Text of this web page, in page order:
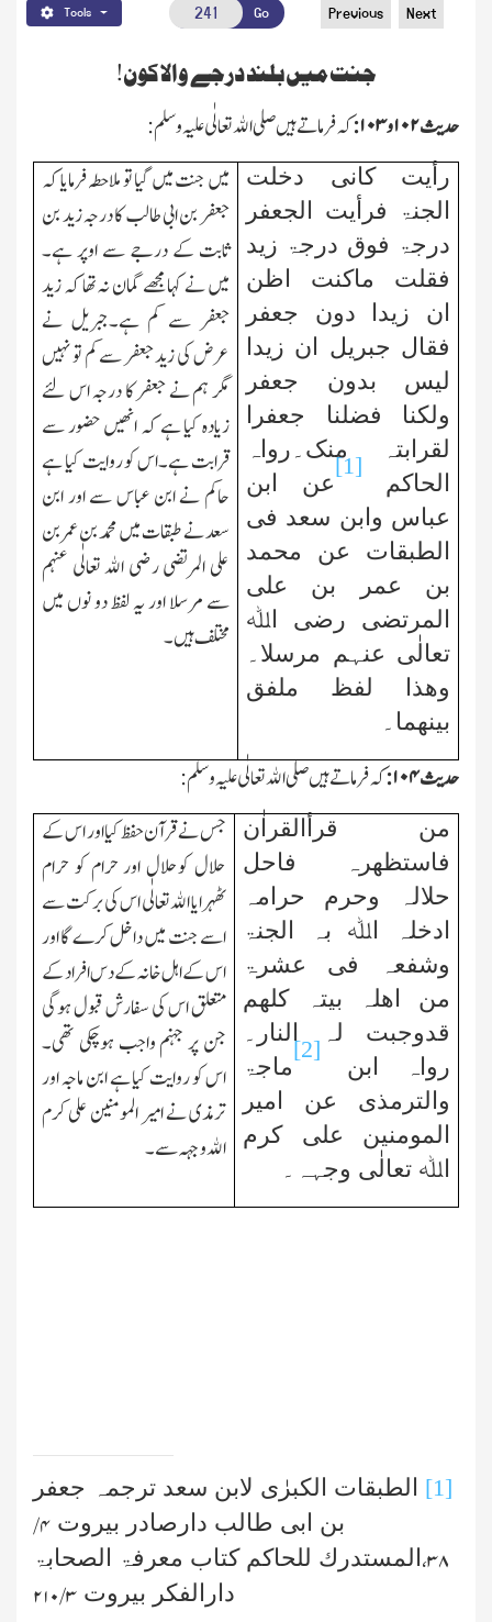
Tools Go Previous Next
جنت میں بلند درجے والا کون!
حدیث۱۰۲و۱۰۳:کہ فرماتے ہیں صلی اﷲ تعالٰی علیہ وسلم:
رأیت کانی دخلت
الجنۃ فرأیت الجعفر
درجۃ فوق درجۃ زید
فقلت ماکنت اظن
ان زیدا دون جعفر
فقال جبریل ان زیدا
لیس بدون جعفر
ولکنا فضلنا جعفرا
لقرابتہ منک۔رواہ
الحاکم
[1]
عن ابن
عباس وابن سعد فی
الطبقات عن محمد
بن عمر بن علی
المرتضی رضی اﷲ
تعالٰی عنہم مرسلا۔
وھذا لفظ ملفق
بینھما۔
میں جنت میں گیا تو ملاحطہ فرمایا کہ
جعفر بن ابی طالب کا درجہ زید بن
ثابت کے درجے سے اوپر ہے۔
میں نے کہا مجھے گمان نہ تھا کہ زید
جعفر سے کم ہے۔جبریل نے
عرض کی زید جعفر سے کم تو نہیں
مگر ہم نے جعفر کا درجہ اس لئے
زیادہ کیا ہے کہ انھیں حضور سے
قرابت ہے۔اس کو روایت کیا ہے
حاکم نے ابن عباس سے اور ابن
سعد نے طبقات میں محمد بن عمر بن
علی المرتضی رضی اﷲ تعالٰی عنہم
سے مرسلا اور یہ لفظ دو نوں میں
مختلف ہیں۔
حدیث۱۰۴:کہ فرماتے ہیں صلی اﷲ تعالٰی علیہ وسلم:
من قرأالقراٰن
فاستظھرہ فاحل
حلالہ وحرم حرامہ
ادخلہ اﷲ بہ الجنۃ
وشفعہ فی عشرۃ
من اھلہ بیتہ کلھم
قدوجبت لہ النار۔
رواہ ابن
[2]
ماجۃ
والترمذی عن امیر
المومنین علی کرم
اﷲ تعالٰی وجہہ۔
جس نے قرآن حفظ کیا اور اس کے
حلال کوحلال اور حرام کو حرام
ٹھہرایا اﷲ تعالٰی اس کی برکت سے
اسے جنت میں داخل کرے گا اور
اس کے اہل خانہ کے دس افراد کے
متعلق اس کی سفارش قبول ہوگی
جن پر جہنم واجب ہوچکی تھی۔
اس کو روایت کیا ہے ابن ماجہ اور
ترمذی نے امیر المومنین علی کرم
اﷲ وجہہ سے۔
[1] الطبقات الکبرٰی لابن سعد ترجمہ جعفر
بن ابی طالب دارصادر بیروت
۴ /
۳۸، المستدرك للحاکم کتاب معرفۃ الصحابۃ
دارالفکر بیروت ۳ /۲۱۰